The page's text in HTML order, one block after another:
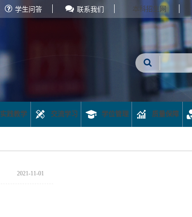
学生问答 联系我们 本科招生网
实践教学 交流学习 学位管理 质量保障
2021-11-01